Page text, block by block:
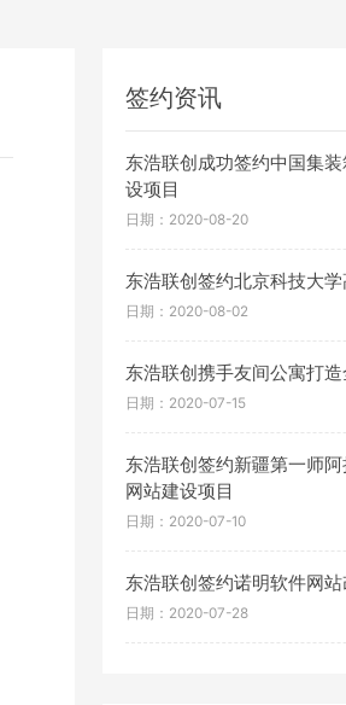
签约资讯
东浩联创成功签约中国集
设项目
日期：2020-08-20
东浩联创签约北京科技大
日期：2020-08-02
东浩联创携手友间公寓打
日期：2020-07-15
东浩联创签约新疆第一师
网站建设项目
日期：2020-07-10
东浩联创签约诺明软件网站
日期：2020-07-28